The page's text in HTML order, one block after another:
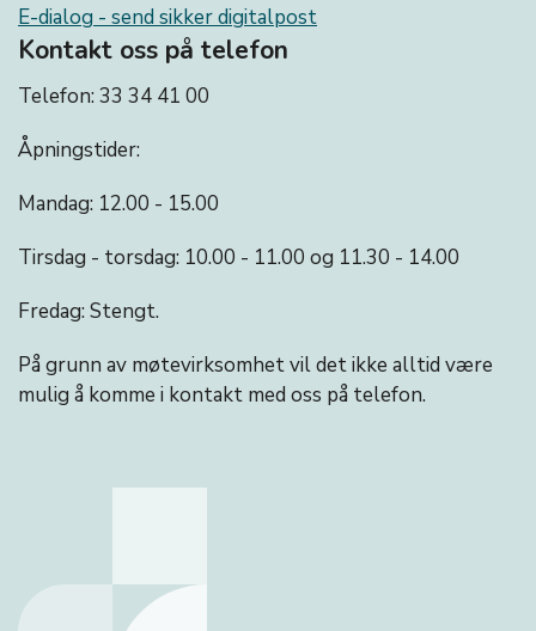
E-dialog - send sikker digitalpost
Kontakt oss på telefon
Telefon: 33 34 41 00
Åpningstider:
Mandag: 12.00 - 15.00
Tirsdag - torsdag: 10.00 - 11.00 og 11.30 - 14.00
Fredag: Stengt.
På grunn av møtevirksomhet vil det ikke alltid være
mulig å komme i kontakt med oss på telefon.